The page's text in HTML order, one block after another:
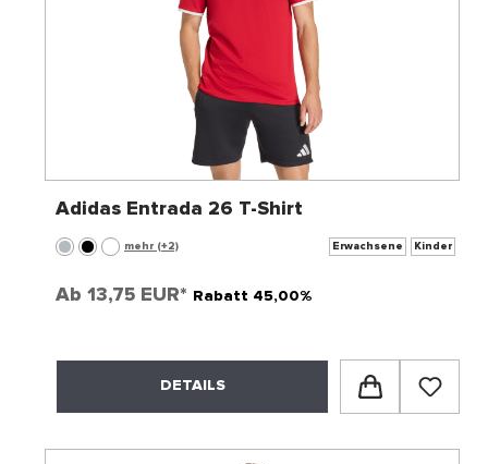
Adidas Entrada 26 T-Shirt
mehr (+2) Erwachsene Kinder
Ab 13,75 EUR* Rabatt 45,00%
DETAILS